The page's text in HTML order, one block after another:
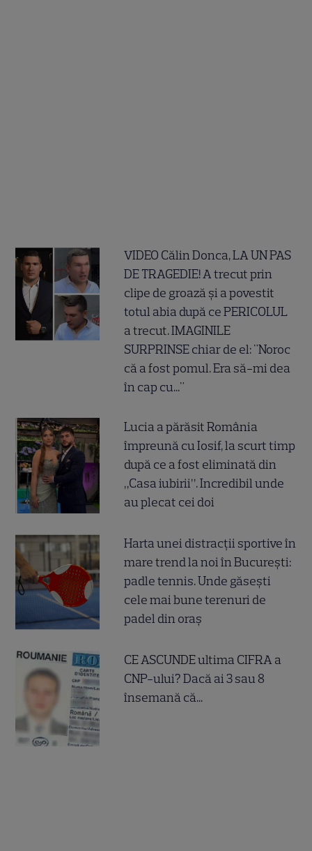
VIDEO Călin Donca, LA UN PAS
DE TRAGEDIE! A trecut prin
clipe de groază și a povestit
totul abia după ce PERICOLUL
a trecut. IMAGINILE
SURPRINSE chiar de el: "Noroc
că a fost pomul. Era să-mi dea
în cap cu..."
Lucia a părăsit România
împreună cu Iosif, la scurt timp
după ce a fost eliminată din
„Casa iubirii”. Incredibil unde
au plecat cei doi
Harta unei distracții sportive în
mare trend la noi în București:
padle tennis. Unde găsești
cele mai bune terenuri de
padel din oraș
CE ASCUNDE ultima CIFRA a
CNP-ului? Dacă ai 3 sau 8
însemană că...